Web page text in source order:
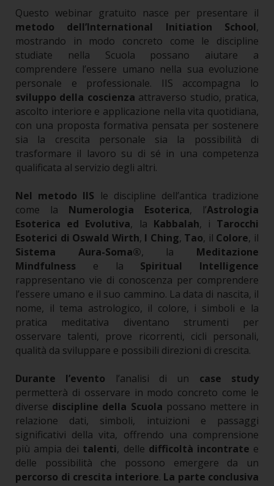
Questo webinar gratuito nasce per presentare il
metodo dell’International Initiation School,
mostrando in modo concreto come le discipline
studiate nella Scuola possano aiutare a
comprendere l’essere umano nella sua evoluzione
personale e professionale. IIS accompagna lo
sviluppo della coscienza attraverso studio, pratica,
ascolto interiore e applicazione nella vita quotidiana,
con una proposta formativa pensata per sostenere
sia la crescita personale sia la possibilità di
trasformare il lavoro su di sé in una competenza
qualificata al servizio degli altri.
Nel metodo IIS le discipline dell’antica tradizione
come la Numerologia Esoterica, l’Astrologia
Esoterica ed Evolutiva, la Kabbalah, i Tarocchi
Esoterici di Oswald Wirth, I Ching, Tao, il Colore, il
Sistema Aura-Soma®, la Meditazione
Mindfulness e la Spiritual Intelligence
rappresentano vie di conoscenza per comprendere
l’essere umano e il suo cammino. La data di nascita, il
nome, il tema astrologico, il colore, i simboli e la
pratica meditativa diventano strumenti per
osservare talenti, prove ricorrenti, cicli personali,
qualità da sviluppare e possibili direzioni di crescita.
Durante l’evento l’analisi di un case study
permetterà di osservare in modo concreto come le
diverse discipline della Scuola possano mettere in
relazione dati, simboli, intuizioni e passaggi
significativi della vita, offrendo una comprensione
più ampia dei talenti, delle difficoltà incontrate e
delle possibilità che possono emergere da un
percorso di crescita interiore. La parte conclusiva